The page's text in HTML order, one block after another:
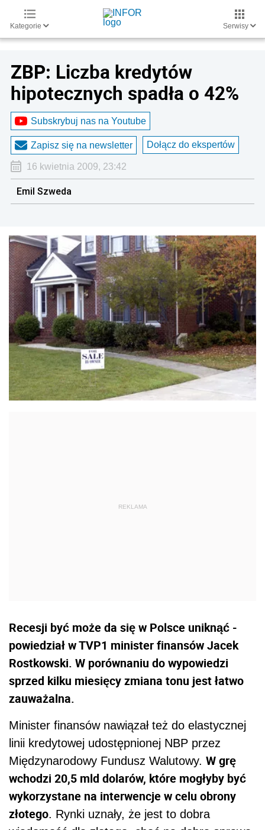
Kategorie Serwisy
ZBP: Liczba kredytów
hipotecznych spadła o 42%
Subskrybuj nas na Youtube
Zapisz się na newsletter Dołącz do ekspertów
16 kwietnia 2009, 23:42
Emil Szweda
Recesji być może da się w Polsce uniknąć -
powiedział w TVP1 minister finansów Jacek
Rostkowski. W porównaniu do wypowiedzi
sprzed kilku miesięcy zmiana tonu jest łatwo
zauważalna.
Minister finansów nawiązał też do elastycznej
linii kredytowej udostępnionej NBP przez
Międzynarodowy Fundusz Walutowy. W grę
wchodzi 20,5 mld dolarów, które mogłyby być
wykorzystane na interwencje w celu obrony
złotego. Rynki uznały, że jest to dobra